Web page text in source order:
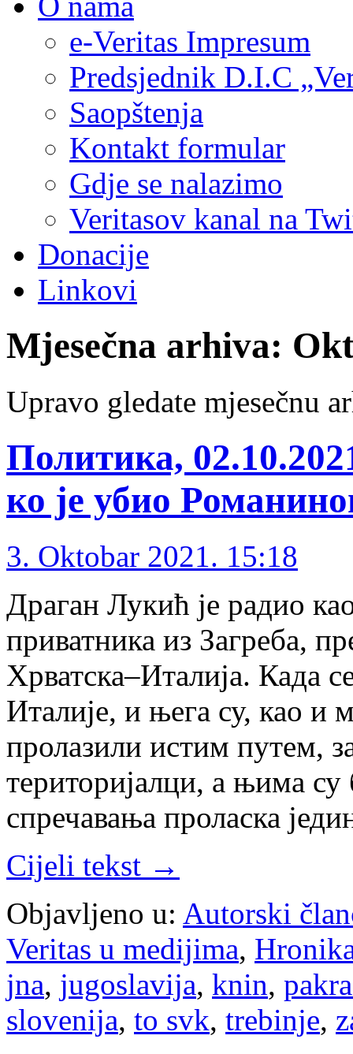
e-Veritas Impresum
Predsjednik D.I.C
Saopštenja
Kontakt formular
Gdje se nalazimo
Veritasov kanal na
Donacije
Linkovi
Mjesečna arhiva:
Upravo gledate mjesečnu
Политика,
ко је убио
3. Oktobar 2021. 15:18
Драган Лукић је радио
приватника из Загреба,
Хрватска–Италија. Када
Италије, и њега су, као и
пролазили истим путем,
територијалци, а њима
спречавања проласка
Cijeli tekst →
Objavljeno u: Autorski
Veritas u medijima,
jna, jugoslavija, knin,
slovenija, to svk, trebinje,